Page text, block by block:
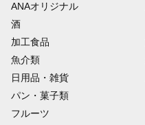
ANAオリジナル
酒
加工食品
魚介類
日用品・雑貨
パン・菓子類
フルーツ